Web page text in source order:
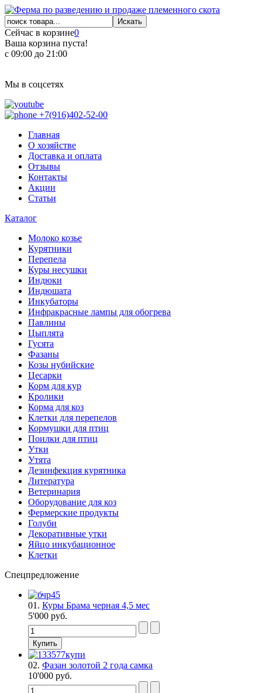
Сейчас в корзине0
Ваша корзина пуста!
с 09:00 до 21:00
Мы в соцсетях
+7(916)402-52-00
Главная
О хозяйстве
Доставка и оплата
Отзывы
Контакты
Акции
Статьи
Каталог
Молоко козье
Курятники
Перепела
Куры несушки
Индюки
Индюшата
Инкубаторы
Инфракрасные лампы для обогрева
Павлины
Цыплята
Гусята
Фазаны
Козы нубийские
Цесарки
Корм для кур
Кролики
Корма для коз
Клетки для перепелов
Кормушки для птиц
Поилки для птиц
Утки
Утята
Дезинфекция курятника
Литература
Ветеринария
Оборудование для коз
Фермерские продукты
Голуби
Декоративные утки
Яйцо инкубационное
Клетки
Спецпредложение
01. Куры Брама черная 4,5 мес
5'000 руб.
02. Фазан золотой 2 года самка
10'000 руб.